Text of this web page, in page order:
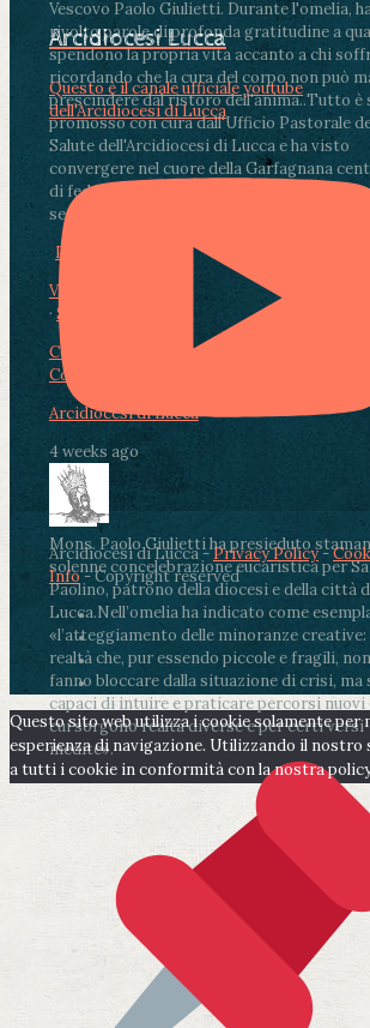
Vescovo Paolo Giulietti. Durante l'omelia,
rivolto parole di profonda gratitudine a
spendono la propria vita accanto a chi
ricordando che la cura del corpo non può
prescindere dal ristoro dell'anima..Tutto è
promosso con cura dall'Ufficio Pastorale
Salute dell'Arcidiocesi di Lucca e ha visto
convergere nel cuore della Garfagnana
di fedeli, operatori sanitari, volontari e
segnate dalla malattia.
Photo
View on Facebook
· Share
Condividi su Facebook
Condividi su LinkedIn
Arcidiocesi di Lucca
4 weeks ago
Mons. Paolo Giulietti ha presieduto
solenne concelebrazione eucaristica per
Paolino, patrono della diocesi e della città
Lucca.Nell’omelia ha indicato come
«l’atteggiamento delle minoranze creative:
realtà che, pur essendo piccole e fragili,
fanno bloccare dalla situazione di crisi, ma
capaci di intuire e praticare percorsi nuovi
cui sorgono realtà diverse e per certi versi
inedite».
Arcidiocesi Lucca
Questo è il canale ufficiale youtube
dell'Arcidiocesi di Lucca
Arcidiocesi di Lucca -Privacy Policy-
Info- Copyright reserved
Questo sito web utilizza i cookie solamente per
esperienza di navigazione. Utilizzando il nostro
a tutti i cookie in conformità con la nostra